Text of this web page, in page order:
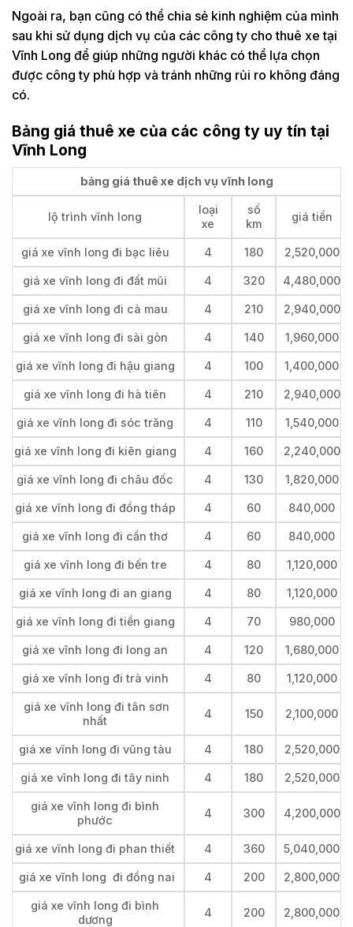
Ngoài ra, bạn cũng có thể chia sẻ kinh nghiệm của mình
sau khi sử dụng dịch vụ của các công ty cho thuê xe tại
Vĩnh Long để giúp những người khác có thể lựa chọn
được công ty phù hợp và tránh những rủi ro không đáng
có.
Bảng giá thuê xe của các công ty uy tín tại
Vĩnh Long
bảng giá thuê xe dịch vụ vĩnh long
lộ trình vĩnh long
loại
xe
số
km
giá tiền
giá xe vĩnh long đi bạc liêu 4 180 2,520,000
giá xe vĩnh long đi đất mũi 4 320 4,480,000
giá xe vĩnh long đi cà mau 4 210 2,940,000
giá xe vĩnh long đi sài gòn 4 140 1,960,000
giá xe vĩnh long đi hậu giang 4 100 1,400,000
giá xe vĩnh long đi hà tiên 4 210 2,940,000
giá xe vĩnh long đi sóc trăng 4 110 1,540,000
giá xe vĩnh long đi kiên giang 4 160 2,240,000
giá xe vĩnh long đi châu đốc 4 130 1,820,000
giá xe vĩnh long đi đồng tháp 4 60 840,000
giá xe vĩnh long đi cần thơ 4 60 840,000
giá xe vĩnh long đi bến tre 4 80 1,120,000
giá xe vĩnh long đi an giang 4 80 1,120,000
giá xe vĩnh long đi tiền giang 4 70 980,000
giá xe vĩnh long đi long an 4 120 1,680,000
giá xe vĩnh long đi trà vinh 4 80 1,120,000
giá xe vĩnh long đi tân sơn
nhất
4 150 2,100,000
giá xe vĩnh long đi vũng tàu 4 180 2,520,000
giá xe vĩnh long đi tây ninh 4 180 2,520,000
giá xe vĩnh long đi bình
phước
4 300 4,200,000
giá xe vĩnh long đi phan thiết 4 360 5,040,000
giá xe vĩnh long đi đồng nai 4 200 2,800,000
giá xe vĩnh long đi bình
dương
4 200 2,800,000